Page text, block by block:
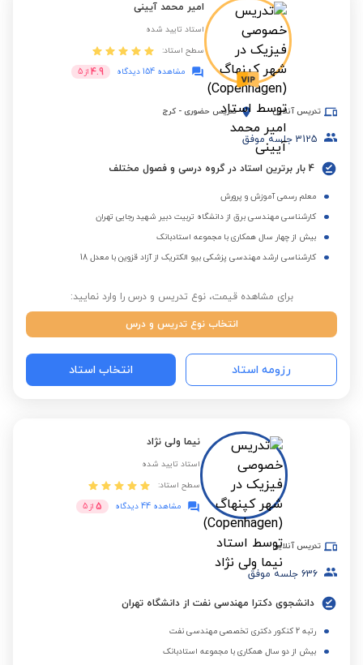
امیر محمد آیینی
استاد تایید شده
سطح استاد:
مشاهده 154 دیدگاه
4.9 از 5
تدریس آنلاین تدریس حضوری - کرج
3125 جلسه موفق
4 بار برترین استاد در گروه درسی و فصول مختلف
معلم رسمی آموزش و پرورش
کارشناسی مهندسی برق از دانشگاه تربیت دبیر شهید رجایی تهران
بیش از چهار سال همکاری با مجموعه استادبانک
کارشناسی ارشد مهندسی پزشکی بیو الکتریک از آزاد قزوین با معدل 18
برای مشاهده قیمت، نوع تدریس و درس را وارد نمایید:
انتخاب نوع تدریس و درس
رزومه استاد انتخاب استاد
نیما ولی نژاد
استاد تایید شده
سطح استاد:
مشاهده 44 دیدگاه
5 از 5
تدریس آنلاین
636 جلسه موفق
دانشجوی دکترا مهندسی نفت از دانشگاه تهران
رتبه 2 کنکور دکتری تخصصی مهندسی نفت
بیش از دو سال همکاری با مجموعه استادبانک